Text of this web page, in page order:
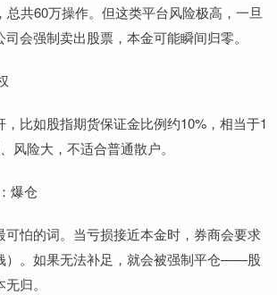
总共60万操作。但这类平台风险极高，一旦
会强制卖出股票，本金可能瞬间归零。
比如股指期货保证金比例约10%，相当于1
风险大，不适合普通散户。
爆仓
可怕的词。当亏损接近本金时，券商会要求
）。如果无法补足，就会被强制平仓——股
归。